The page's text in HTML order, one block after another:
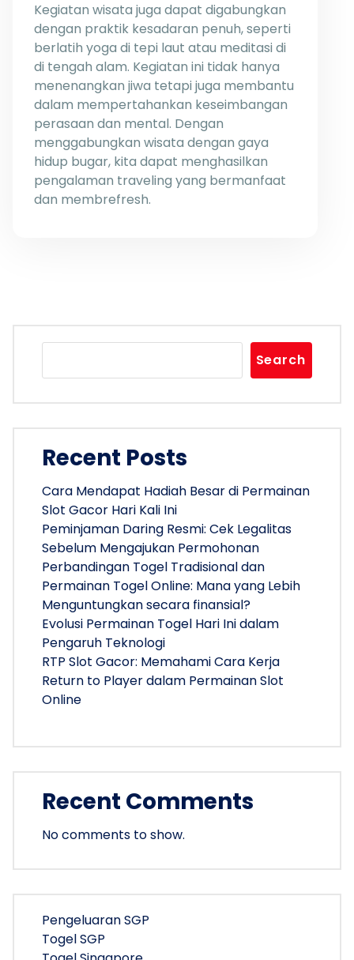
Kegiatan wisata juga dapat digabungkan
dengan praktik kesadaran penuh, seperti
berlatih yoga di tepi laut atau meditasi di
di tengah alam. Kegiatan ini tidak hanya
menenangkan jiwa tetapi juga membantu
dalam mempertahankan keseimbangan
perasaan dan mental. Dengan
menggabungkan wisata dengan gaya
hidup bugar, kita dapat menghasilkan
pengalaman traveling yang bermanfaat
dan membrefresh.
Search
Recent Posts
Cara Mendapat Hadiah Besar di Permainan
Slot Gacor Hari Kali Ini
Peminjaman Daring Resmi: Cek Legalitas
Sebelum Mengajukan Permohonan
Perbandingan Togel Tradisional dan
Permainan Togel Online: Mana yang Lebih
Menguntungkan secara finansial?
Evolusi Permainan Togel Hari Ini dalam
Pengaruh Teknologi
RTP Slot Gacor: Memahami Cara Kerja
Return to Player dalam Permainan Slot
Online
Recent Comments
No comments to show.
Pengeluaran SGP
Togel SGP